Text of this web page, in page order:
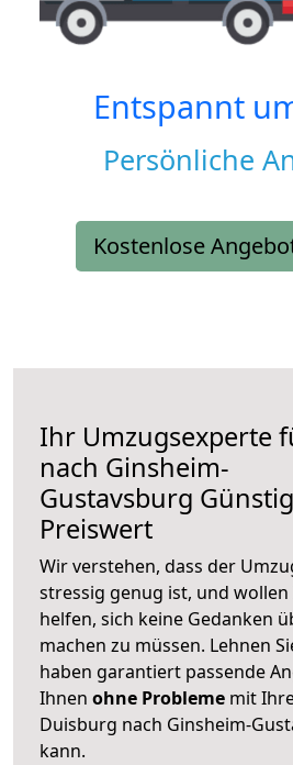
Entspannt
Persönliche
Kostenlose
Ihr Umzugsexperte
nach Ginsheim-
Gustavsburg
Preiswert
Wir verstehen, dass der
stressig genug ist, und
helfen, sich keine Gedanken
machen zu müssen. Lehnen
haben garantiert passende
Ihnen ohne Probleme mit
Duisburg nach Ginsheim-
kann.